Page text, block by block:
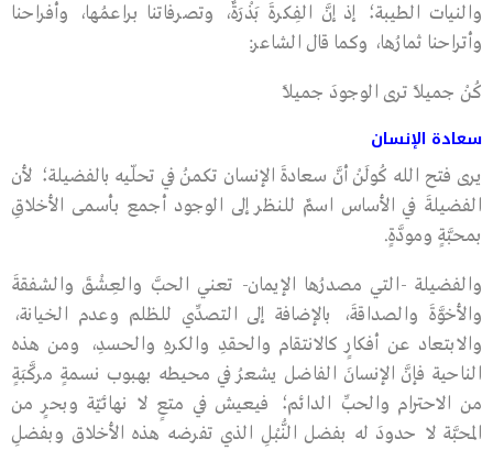
والنيات الطيبة؛ إذ إنَّ الفِكرةَ بَذْرَةٌ، وتصرفاتنا براعمُها، وأفراحنا
وأتراحنا ثمارُها، وكما قال الشاعر:
كُنْ جميلًا ترى الوجودَ جميلًا
سعادة الإنسان
يرى فتح الله كُولَنْ أنَّ سعادةَ الإنسان تكمنُ في تحلّيه بالفضيلة؛ لأن
الفضيلةَ في الأساس اسمٌ للنظر إلى الوجود أجمع بأسمى الأخلاقِ
بمحبَّةٍ ومودَّةٍ.
والفضيلة -التي مصدرُها الإيمان- تعني الحبَّ والعِشْقَ والشفقةَ
والأخوَّةَ والصداقةَ، بالإضافة إلى التصدِّي للظلم وعدم الخيانة،
والابتعاد عن أفكارٍ كالانتقام والحقدِ والكرهِ والحسدِ، ومن هذه
الناحية فإنَّ الإنسانَ الفاضل يشعرُ في محيطه بهبوب نسمةٍ مركَّبَةٍ
من الاحترام والحبِّ الدائم؛ فيعيش في متعٍ لا نهائيّة وبحرٍ من
المحبَّة لا حدودَ له بفضل النُّبْلِ الذي تفرضه هذه الأخلاق وبفضلِ